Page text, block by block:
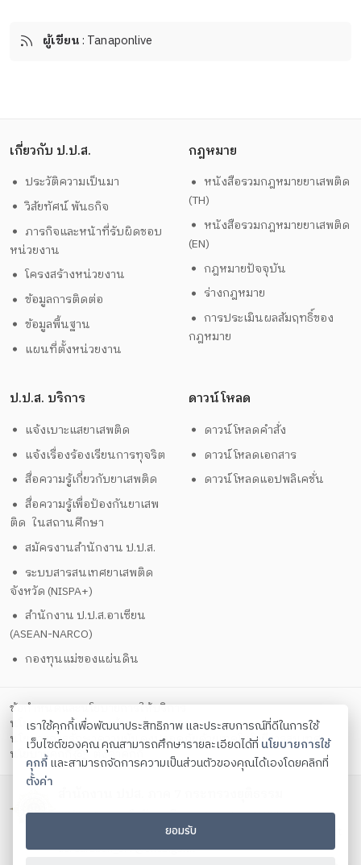
ผู้เขียน: Tanaponlive
เกี่ยวกับ ป.ป.ส.
ประวัติความเป็นมา
วิสัยทัศน์ พันธกิจ
ภารกิจและหน้าที่รับผิดชอบ
หน่วยงาน
โครงสร้างหน่วยงาน
ข้อมูลการติดต่อ
ข้อมูลพื้นฐาน
แผนที่ตั้งหน่วยงาน
กฎหมาย
หนังสือรวมกฎหมายยาเสพติด
(TH)
หนังสือรวมกฎหมายยาเสพติด
(EN)
กฎหมายปัจจุบัน
ร่างกฎหมาย
การประเมินผลสัมฤทธิ์ของ
กฎหมาย
ป.ป.ส. บริการ
แจ้งเบาะแสยาเสพติด
แจ้งเรื่องร้องเรียนการทุจริต
สื่อความรู้เกี่ยวกับยาเสพติด
สื่อความรู้เพื่อป้องกันยาเสพ
ติด ในสถานศึกษา
สมัครงานสำนักงาน ป.ป.ส.
ระบบสารสนเทศยาเสพติด
จังหวัด (NISPA+)
สำนักงาน ป.ป.ส.อาเซียน
(ASEAN-NARCO)
กองทุนแม่ของแผ่นดิน
ดาวน์โหลด
ดาวน์โหลดคำสั่ง
ดาวน์โหลดเอกสาร
ดาวน์โหลดแอปพลิเคชั่น
ข้อกำหนดและนโยบายการให้บริการ
นโยบายการคุ้มครองข้อมูลส่วนบุคคล
นโยบายการรักษาความมั่นคงปลอดภัยด้วยเทคโนโลยีสารสนเทศ
นโยบายคุกกี้
ตั้งค่าคุกกี้
90/9 ม.1 ต.บางโทรัด อ.เมือง จ.สมุทรสาคร 74000
โทรศัพท์ 034-432-740 - 44 โทรสาร 034-432-745 Contact
us:saraban_or7@oncb.go.th
เราใช้คุกกี้เพื่อพัฒนาประสิทธิภาพ และประสบการณ์ที่ดีในการใช้
เว็บไซต์ของคุณ คุณสามารถศึกษารายละเอียดได้ที่ นโยบายการใช้
คุกกี้และสามารถจัดการความเป็นส่วนตัวของคุณได้เองโดยคลิกที่
ตั้งค่า
ยอมรับ